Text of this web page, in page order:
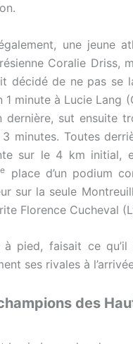
une jeune
Coralie Driss,
décidé de ne pas se
1 minute à Lucie Lang
dernière, sut ensuite
minutes. Toutes
sur le 4 km initial,
place d’un podium
sur la seule
Florence Cucheval
à pied, faisait ce
ses rivales à
des